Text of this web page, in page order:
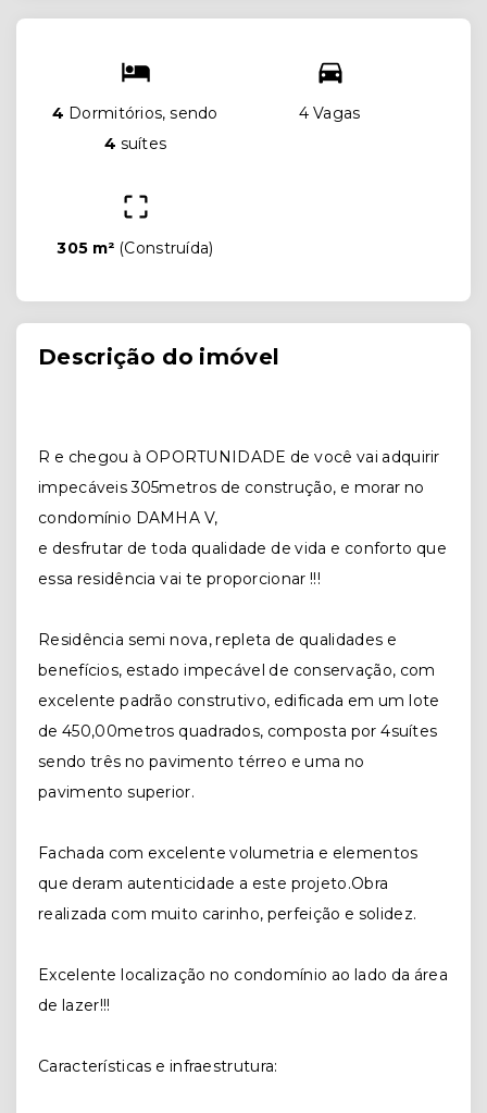
4 Dormitórios, sendo
4 suítes
4 Vagas
305 m² (Construída)
Descrição do imóvel
R e chegou à OPORTUNIDADE de você vai adquirir
impecáveis 305metros de construção, e morar no
condomínio DAMHA V,
e desfrutar de toda qualidade de vida e conforto que
essa residência vai te proporcionar !!!
Residência semi nova, repleta de qualidades e
benefícios, estado impecável de conservação, com
excelente padrão construtivo, edificada em um lote
de 450,00metros quadrados, composta por 4suítes
sendo três no pavimento térreo e uma no
pavimento superior.
Fachada com excelente volumetria e elementos
que deram autenticidade a este projeto.Obra
realizada com muito carinho, perfeição e solidez.
Excelente localização no condomínio ao lado da área
de lazer!!!
Características e infraestrutura: